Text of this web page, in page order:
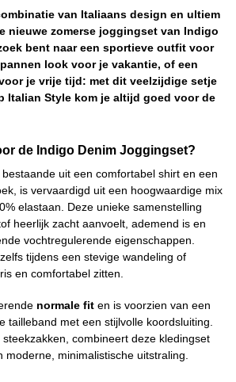
van Italiaans design en ultiem
nieuwe zomerse joggingset van Indigo
bent naar een sportieve outfit voor
look voor je vakantie, of een
je vrije tijd: met dit veelzijdige setje
Italian Style kom je altijd goed voor de
de Indigo Denim Joggingset?
uit een comfortabel shirt en een
is vervaardigd uit een hoogwaardige mix
elastaan. Deze unieke samenstelling
heerlijk zacht aanvoelt, ademend is en
vochtregulerende eigenschappen.
tijdens een stevige wandeling of
en comfortabel zitten.
normale fit en is voorzien van een
tailleband met een stijlvolle koordsluiting.
combineert deze kledingset
moderne, minimalistische uitstraling.